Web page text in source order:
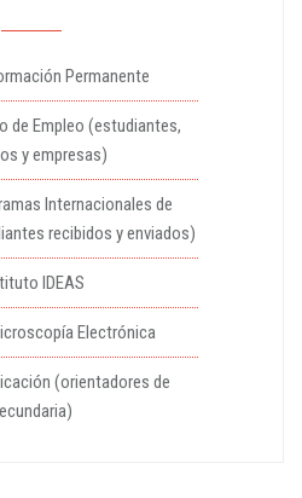
Permanente
de Empleo (estudiantes,
y empresas)
Internacionales de
recibidos y enviados)
IDEAS
Electrónica
(orientadores de